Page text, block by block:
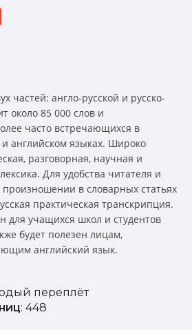
частей: англо-русской и русско-
около 85 000 слов и
часто встречающихся в
английском языках. Широко
разговорная, научная и
Для удобства читателя и
в словарных статьях
практическая транскрипция.
для учащихся школ и студентов
будет полезен лицам,
английский язык.
переплёт
: 448